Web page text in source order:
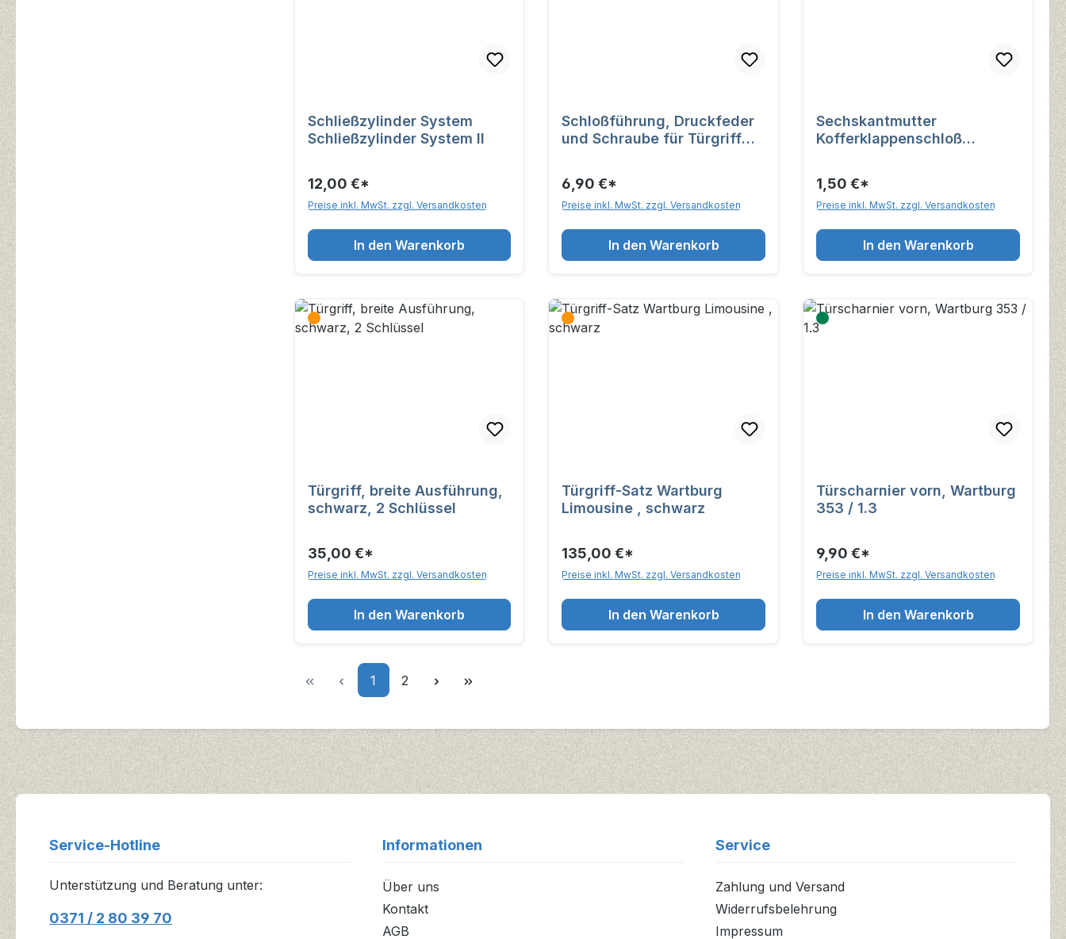
Schließzylinder System
Schließzylinder System II
12,00 €*
Preise inkl. MwSt. zzgl. Versandkosten
In den Warenkorb
Schloßführung, Druckfeder
und Schraube für Türgriff
6,90 €*
Preise inkl. MwSt. zzgl. Versandkosten
In den Warenkorb
Sechskantmutter
Kofferklappenschloß
1,50 €*
Preise inkl. MwSt. zzgl. Versandkosten
In den Warenkorb
Türgriff, breite Ausführung,
schwarz, 2 Schlüssel
35,00 €*
Preise inkl. MwSt. zzgl. Versandkosten
In den Warenkorb
Türgriff-Satz Wartburg
Limousine , schwarz
135,00 €*
Preise inkl. MwSt. zzgl. Versandkosten
In den Warenkorb
Türscharnier vorn, Wartburg
353 / 1.3
9,90 €*
Preise inkl. MwSt. zzgl. Versandkosten
In den Warenkorb
Seite
1 Seite
2
Service-Hotline
Unterstützung und Beratung unter:
0371 / 2 80 39 70
Informationen
Über uns
Kontakt
AGB
Service
Zahlung und Versand
Widerrufsbelehrung
Impressum